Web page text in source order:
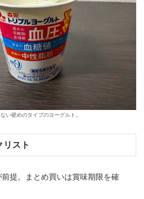
い硬めのタイプのヨーグルト。
リスト
前提。まとめ買いは賞味期限を確